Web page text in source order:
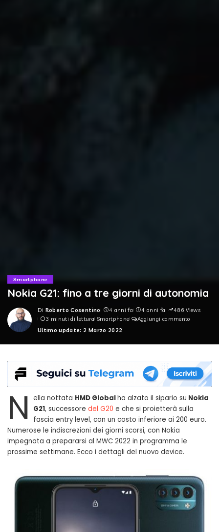
Smartphone
Nokia G21: fino a tre giorni di autonomia
Posted
by
Di Roberto Cosentino 4 anni fa 4 anni fa
486 Views
3 minuti di lettura Smartphone
Aggiungi commento
Ultimo update: 2 Marzo 2022
N ella nottata HMD Globalha alzato il sipario su Nokia
G21, successore del G20 e che si proietterà sulla
fascia entry level, con un costo inferiore ai 200 euro.
Numerose le indiscrezioni dei giorni scorsi, con Nokia
impegnata a prepararsi al MWC 2022 in programma le
prossime settimane. Ecco i dettagli del nuovo device.